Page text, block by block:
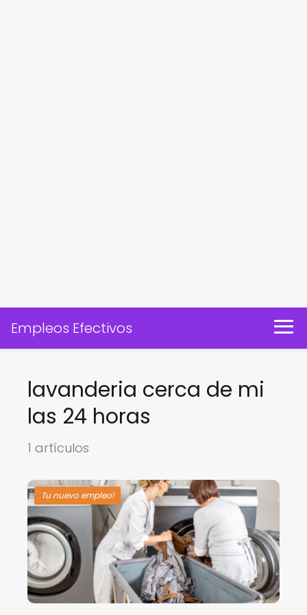
Empleos Efectivos
lavanderia cerca de mi
las 24 horas
1 artículos
Tu nuevo empleo!